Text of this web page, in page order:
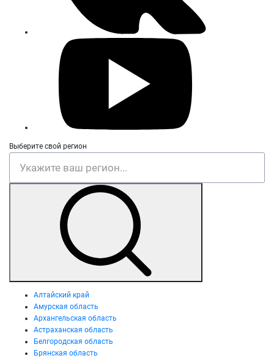
Выберите свой регион
Алтайский край
Амурская область
Архангельская область
Астраханская область
Белгородская область
Брянская область